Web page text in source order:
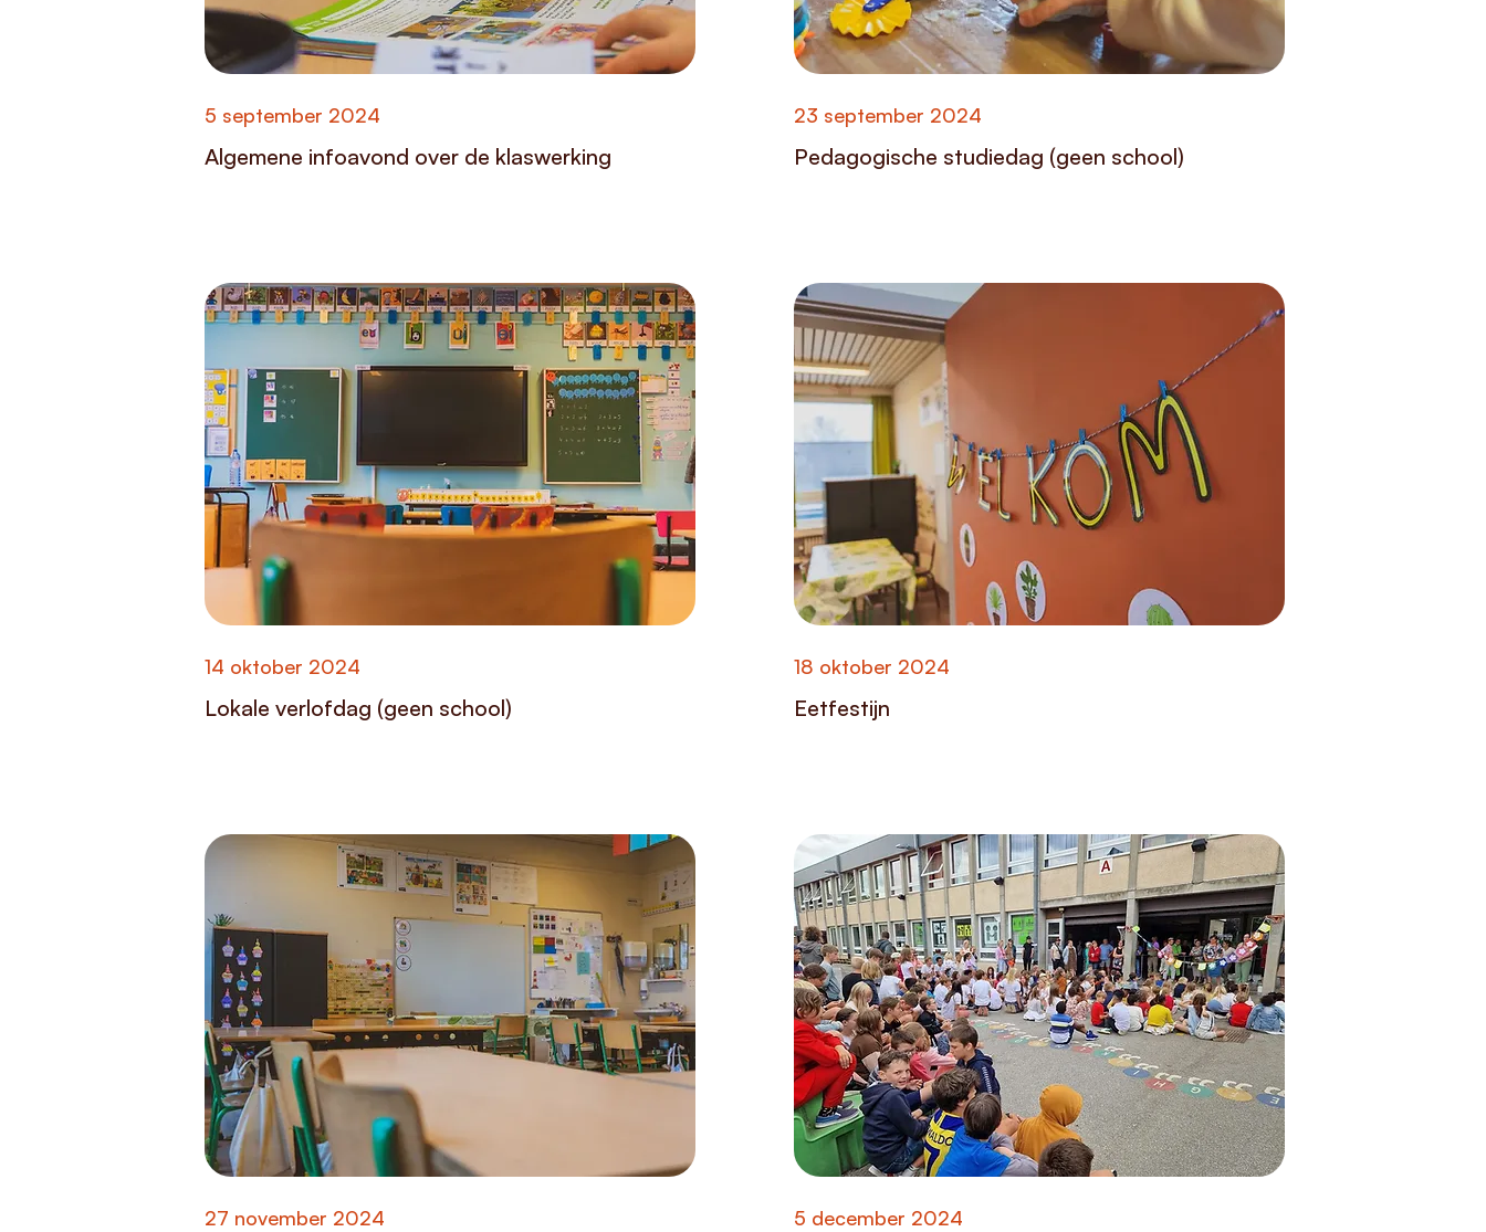
5 september 2024
Algemene infoavond over de klaswerking
14 oktober 2024
Lokale verlofdag (geen school)
27 november 2024
23 september 2024
Pedagogische studiedag (geen school)
18 oktober 2024
Eetfestijn
5 december 2024